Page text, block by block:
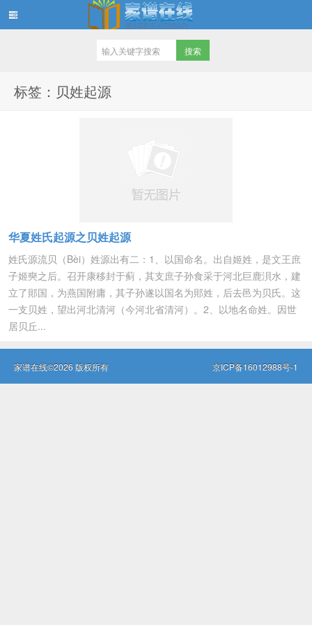
标签：贝姓起源
华夏姓氏起源之贝姓起源
姓氏源流贝（Bèi）姓源出有二：1、以国命名。出自姬姓，是文王庶
子姬奭之后。召开康移封于蓟，其支庶子孙食采于河北巨鹿浿水，建
立了郥国，为燕国附庸，其子孙遂以国名为郥姓，后去邑为贝氏。这
一支贝姓，望出河北清河（今河北省清河）。2、以地名命姓。因世
居贝丘...
家谱在线©2026 版权所有 京ICP备16012988号-1